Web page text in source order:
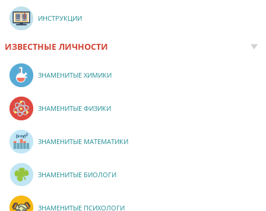
ИНСТРУКЦИИ
ИЗВЕСТНЫЕ ЛИЧНОСТИ
ЗНАМЕНИТЫЕ ХИМИКИ
ЗНАМЕНИТЫЕ ФИЗИКИ
ЗНАМЕНИТЫЕ МАТЕМАТИКИ
ЗНАМЕНИТЫЕ БИОЛОГИ
ЗНАМЕНИТЫЕ ПСИХОЛОГИ